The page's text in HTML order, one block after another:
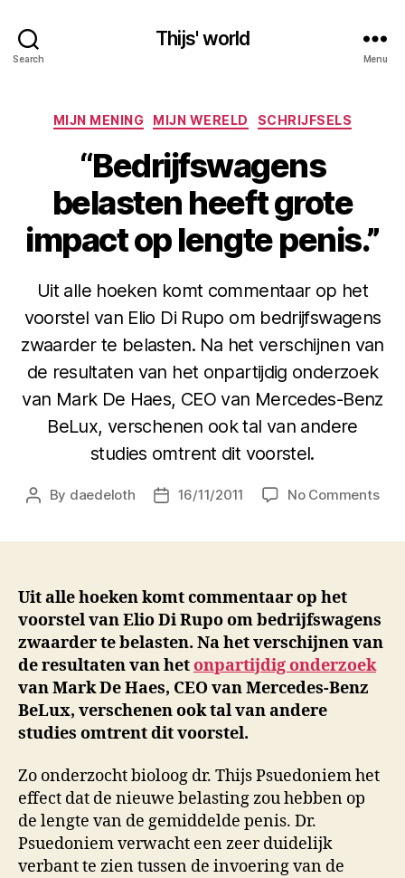
Search
Thijs' world
Menu
Categories
MIJN MENING MIJN WERELD SCHRIJFSELS
“Bedrijfswagens
belasten heeft grote
impact op lengte penis.”
Uit alle hoeken komt commentaar op het
voorstel van Elio Di Rupo om bedrijfswagens
zwaarder te belasten. Na het verschijnen van
de resultaten van het onpartijdig onderzoek
van Mark De Haes, CEO van Mercedes-Benz
BeLux, verschenen ook tal van andere
studies omtrent dit voorstel.
Post
By daedeloth
Post16/11/2011 No Commentson
op
Uit alle hoeken komt commentaar op het
voorstel van Elio Di Rupo om bedrijfswagens
zwaarder te belasten. Na het verschijnen van
de resultaten van hetonpartijdig onderzoek
van Mark De Haes, CEO van Mercedes-Benz
BeLux, verschenen ook tal van andere
studies omtrent dit voorstel.
Zo onderzocht bioloog dr. Thijs Psuedoniem het
effect dat de nieuwe belasting zou hebben op
de lengte van de gemiddelde penis. Dr.
Psuedoniem verwacht een zeer duidelijk
verbant te zien tussen de invoering van de